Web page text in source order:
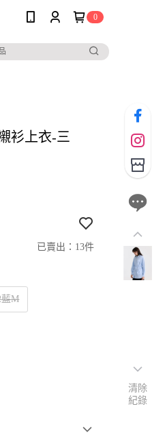
0
衫上衣-三
已賣出：13件
藍M
清除
紀錄